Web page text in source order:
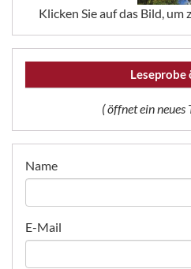
Klicken Sie auf das Bild, um
Leseprobe
( öffnet ein neues
Name
E-Mail